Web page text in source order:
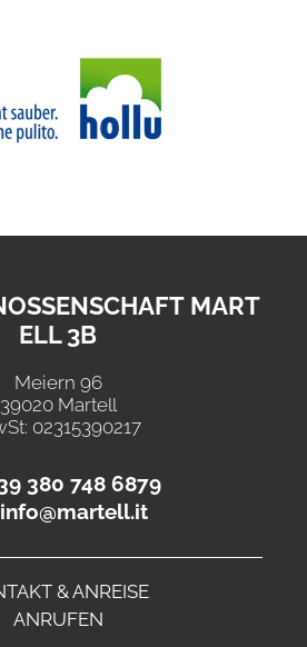
MART
ELL 3B
Meiern 96
39020 Martell
02315390217
380 748 6879
info@martell.it
& ANREISE
ANRUFEN